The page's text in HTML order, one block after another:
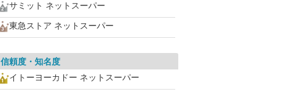
サミット ネットスーパー
東急ストア ネットスーパー
信頼度・知名度
イトーヨーカドー ネットスーパー